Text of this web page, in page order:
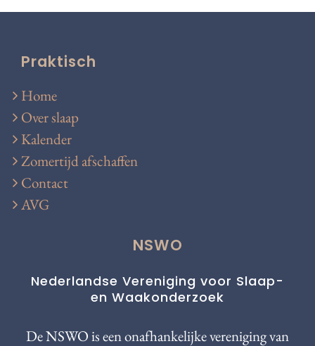
Praktisch
Home
Over slaap
Kalender
Zomertijd afschaffen
Contact
AVG
NSWO
Nederlandse Vereniging voor Slaap-
en Waakonderzoek
De NSWO is een onafhankelijke vereniging van